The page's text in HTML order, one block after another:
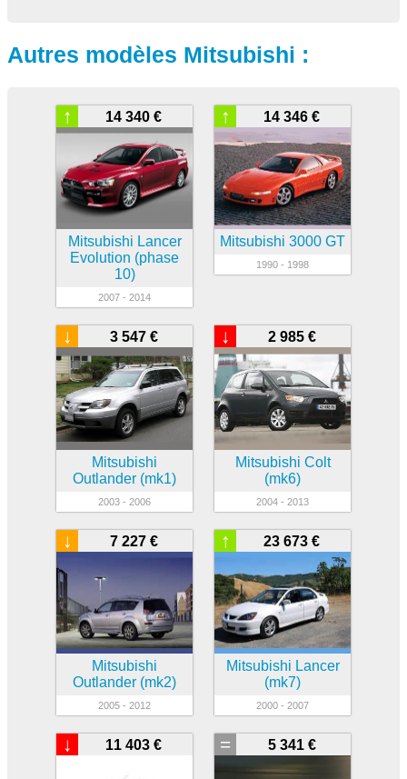
Autres modèles Mitsubishi :
14 340 €
↑
Mitsubishi Lancer
Evolution (phase
10)
2007 - 2014
14 346 €
↑
Mitsubishi 3000 GT
1990 - 1998
3 547 €
↓
Mitsubishi
Outlander (mk1)
2003 - 2006
2 985 €
↓
Mitsubishi Colt
(mk6)
2004 - 2013
7 227 €
↓
Mitsubishi
Outlander (mk2)
2005 - 2012
23 673 €
↑
Mitsubishi Lancer
(mk7)
2000 - 2007
11 403 €
↓ 5 341 €
=